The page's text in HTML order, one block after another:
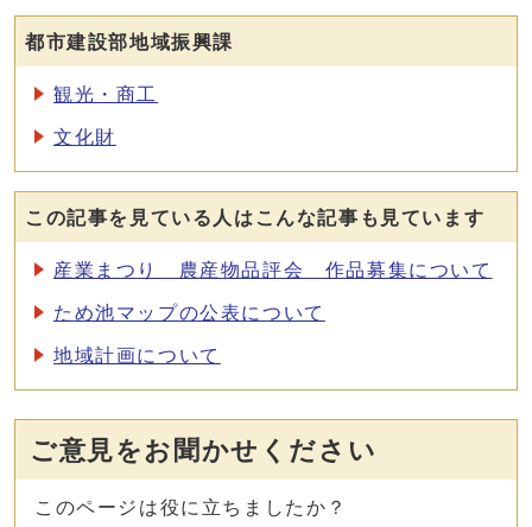
都市建設部地域振興課
観光・商工
文化財
この記事を見ている人はこんな記事も見ています
産業まつり 農産物品評会 作品募集について
ため池マップの公表について
地域計画について
ご意見をお聞かせください
このページは役に立ちましたか？